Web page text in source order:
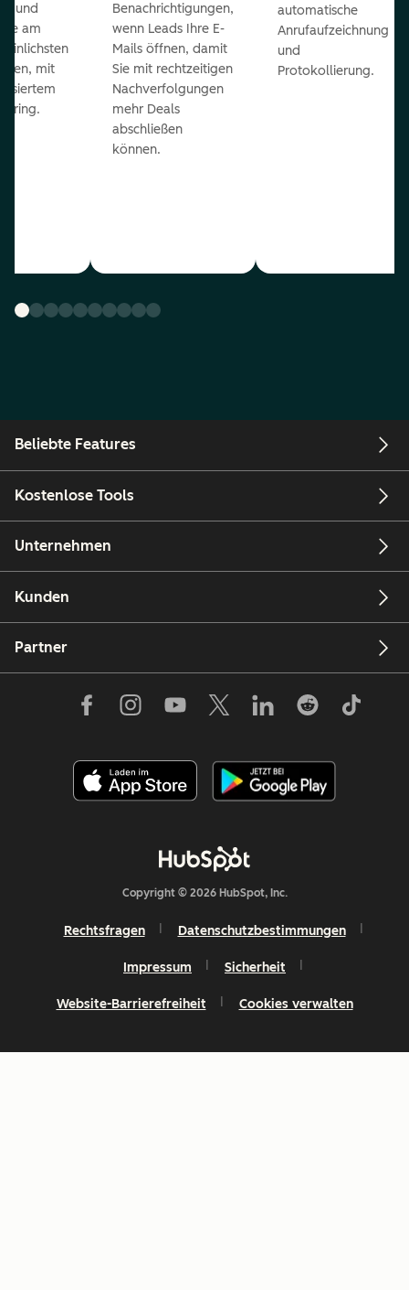
und
am
mit
Benachrichtigungen,
wenn Leads Ihre E-
Mails öffnen, damit
Sie mit rechtzeitigen
Nachverfolgungen
mehr Deals
abschließen
können.
automatische
Anrufaufzeichnung
und
Protokollierung.
Beliebte Features
Kostenlose Tools
Unternehmen
Kunden
Partner
Copyright © 2026 HubSpot, Inc.
Rechtsfragen Datenschutzbestimmungen
Impressum Sicherheit
Website-Barrierefreiheit Cookies verwalten